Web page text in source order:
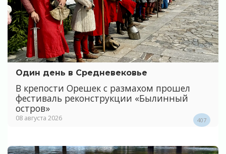
Один день в Средневековье
В крепости Орешек с размахом прошел
фестиваль реконструкции «Былинный
остров»
08 августа 2026 407